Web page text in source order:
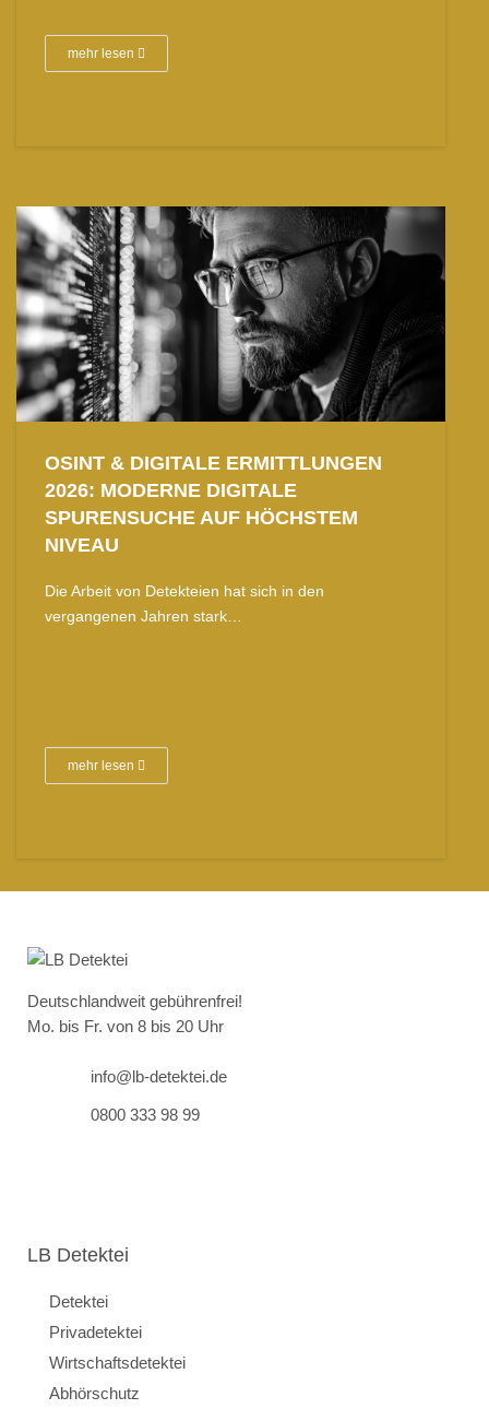
mehr lesen
OSINT & DIGITALE ERMITTLUNGEN
2026: MODERNE DIGITALE
SPURENSUCHE AUF HÖCHSTEM
NIVEAU
Die Arbeit von Detekteien hat sich in den
vergangenen Jahren stark…
mehr lesen
Deutschlandweit gebührenfrei!
Mo. bis Fr. von 8 bis 20 Uhr
info@lb-detektei.de
0800 333 98 99
LB Detektei
Detektei
Privadetektei
Wirtschaftsdetektei
Abhörschutz